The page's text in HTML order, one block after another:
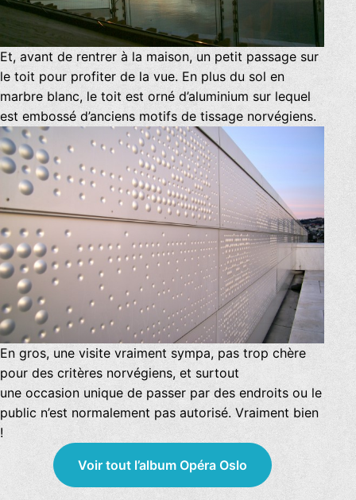
Et, avant de rentrer à la maison, un petit passage sur
le toit pour profiter de la vue. En plus du sol en
marbre blanc, le toit est orné d’aluminium sur lequel
est embossé d’anciens motifs de tissage norvégiens.
En gros, une visite vraiment sympa, pas trop chère
pour des critères norvégiens, et surtout
une occasion unique de passer par des endroits ou le
public n’est normalement pas autorisé. Vraiment bien
!
Voir tout l’album Opéra Oslo